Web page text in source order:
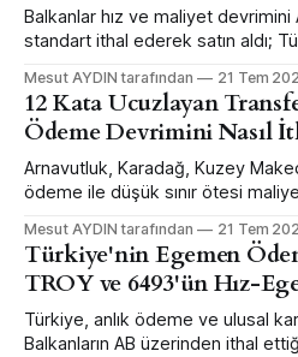
Balkanlar hız ve maliyet devrimini
standart ithal ederek satın aldı;
ölçekte yaptı — ama sınır ötesi
ederek.
Mesut AYDIN tarafından 21 Tem
12 Kata Ucuzlayan
Ödeme Devrimini Nasıl
Arnavutluk, Karadağ, Kuzey
ödeme ile düşük sınır ötesi
Karadağ bunun ölçülmüş vitrini.
Mesut AYDIN tarafından 21 Tem
Türkiye'nin Egemen
TROY ve 6493'ün Hız-
Türkiye, anlık ödeme ve ulusal
Balkanların AB üzerinden ithal